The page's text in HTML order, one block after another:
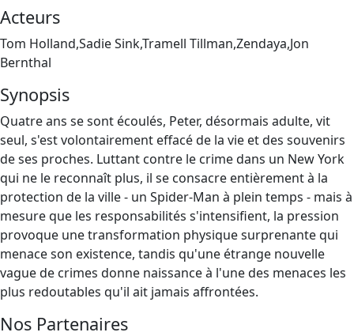
Acteurs
Tom Holland,Sadie Sink,Tramell Tillman,Zendaya,Jon
Bernthal
Synopsis
Quatre ans se sont écoulés, Peter, désormais adulte, vit
seul, s'est volontairement effacé de la vie et des souvenirs
de ses proches. Luttant contre le crime dans un New York
qui ne le reconnaît plus, il se consacre entièrement à la
protection de la ville - un Spider-Man à plein temps - mais à
mesure que les responsabilités s'intensifient, la pression
provoque une transformation physique surprenante qui
menace son existence, tandis qu'une étrange nouvelle
vague de crimes donne naissance à l'une des menaces les
plus redoutables qu'il ait jamais affrontées.
Nos Partenaires